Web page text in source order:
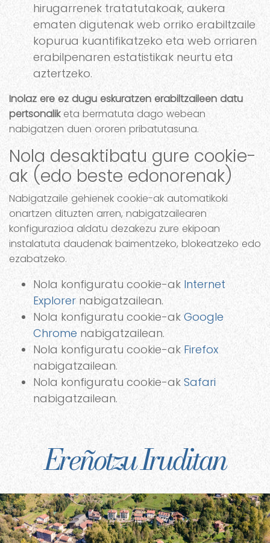
hirugarrenek tratatutakoak, aukera
ematen digutenak web orriko erabiltzaile
kopurua kuantifikatzeko eta web orriaren
erabilpenaren estatistikak neurtu eta
aztertzeko.
Inolaz ere ez dugu eskuratzen erabiltzaileen datu
pertsonaliketa bermatuta dago webean
nabigatzen duen ororen pribatutasuna.
Nola desaktibatu gure cookie-
ak (edo beste edonorenak)
Nabigatzaile gehienek cookie-ak automatikoki
onartzen dituzten arren, nabigatzailearen
konfigurazioa aldatu dezakezu zure ekipoan
instalatuta daudenak baimentzeko, blokeatzeko edo
ezabatzeko.
Nola konfiguratu cookie-ak Internet
Explorer nabigatzailean.
Nola konfiguratu cookie-ak Google
Chrome nabigatzailean.
Nola konfiguratu cookie-ak Firefox
nabigatzailean.
Nola konfiguratu cookie-ak Safari
nabigatzailean.
Ereñotzu Iruditan